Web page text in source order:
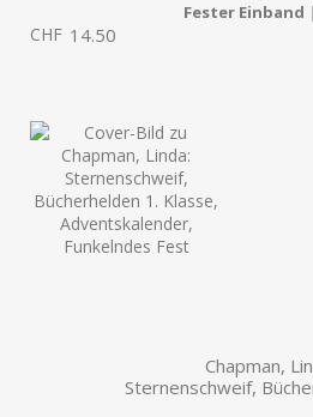
Fester Einband
CHF 14.50
Chapman,
Sternenschweif,